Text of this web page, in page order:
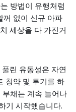
방법이 유행처럼
꺼 없이 신규 아파
세상을 다 가진거
린 유동성은 자연
청약 및 투기를 하
채는 계속 늘어나
기 시작했습니다.